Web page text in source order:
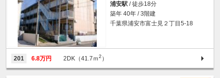
浦安駅 / 徒歩18分
築年 40年 / 3階建
千葉県浦安市富士見２丁目5-18
201 6.8万円 2DK（41.7ｍ2 ）